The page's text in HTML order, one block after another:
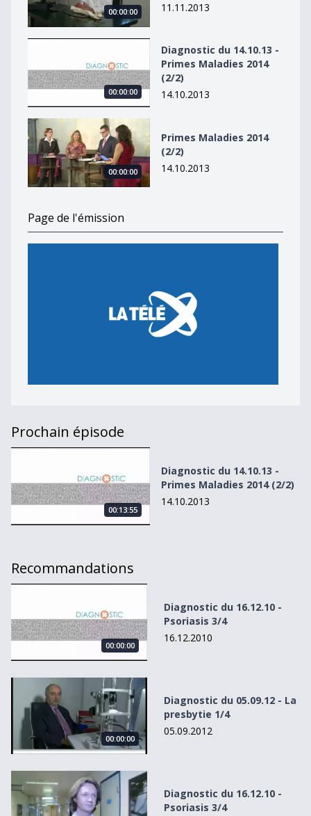
00:00:00
11.11.2013
Diagnostic du 14.10.13 - Primes Maladies 2014 (2/2)
00:00:00
Diagnostic du 14.10.13 -
Primes Maladies 2014
(2/2)
14.10.2013
Primes Maladies 2014 (2/2)
00:00:00
Primes Maladies 2014
(2/2)
14.10.2013
Page de l'émission
Prochain épisode
00:13:55
Diagnostic du 14.10.13 -
Primes Maladies 2014 (2/2)
14.10.2013
Recommandations
00:00:00
Diagnostic du 16.12.10 -
Psoriasis 3/4
16.12.2010
Diagnostic du 05.09.12 - La presbytie 1/4
00:00:00
Diagnostic du 05.09.12 - La
presbytie 1/4
05.09.2012
Diagnostic du 16.12.10 - Psoriasis 3/4
Diagnostic du 16.12.10 -
Psoriasis 3/4